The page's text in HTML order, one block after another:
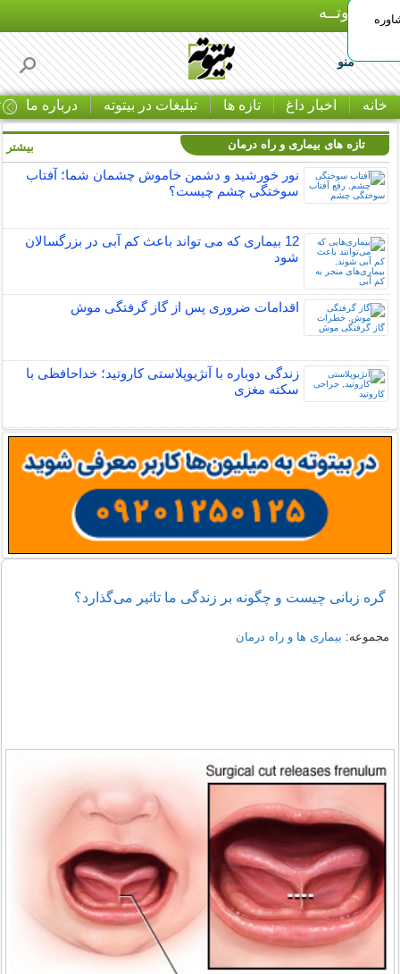
بـیتوتــه
منو
خانه اخبار داغ تازه ها تبلیغات در بیتوته درباره ما
تازه های بیماری و راه درمان
نور خورشید و دشمن خاموش چشمان شما؛ آفتاب
سوختگی چشم چیست؟
12 بیماری که می تواند باعث کم آبی در بزرگسالان
شود
اقدامات ضروری پس از گاز گرفتگی موش
زندگی دوباره با آنژیوپلاستی کاروتید؛ خداحافظی با
سکته مغزی
بیشتر
گره زبانی چیست و چگونه بر زندگی ما تاثیر می‌گذارد؟
مجموعه: بیماری ها و راه درمان